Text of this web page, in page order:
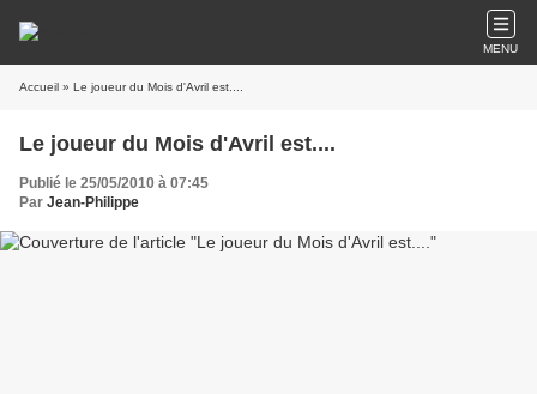
MENU
Accueil » Le joueur du Mois d'Avril est....
Le joueur du Mois d'Avril est....
Publié le 25/05/2010 à 07:45
Par Jean-Philippe